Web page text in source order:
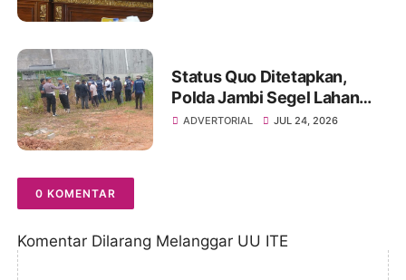
Status Quo Ditetapkan,
Polda Jambi Segel Lahan
Sengketa di Belakang RS
ADVERTORIAL JUL 24, 2026
0 KOMENTAR
Komentar Dilarang Melanggar UU ITE